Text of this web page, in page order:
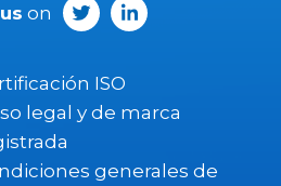
on
ISO
legal y de marca
generales de